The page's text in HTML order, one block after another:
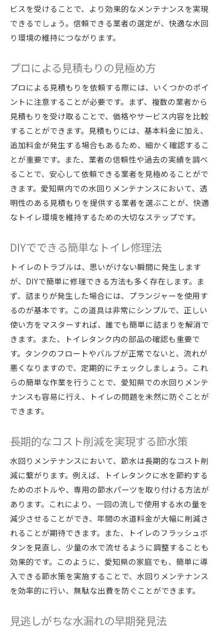
ビスを受けることで、より効果的なメンテナンスを実現
できるでしょう。信頼できる業者の選定が、快適な水回
り環境の維持につながります。
プロによる見積もりの見極め方
プロによる見積もりを依頼する際には、いくつかのポイ
ントに注意することが必要です。まず、複数の業者から
見積もりを受け取ることで、価格やサービス内容を比較
することができます。見積もりには、基本料金に加え、
追加料金が発生する場合もあるため、細かく確認するこ
とが重要です。また、業者の信頼性や過去の実績を調べ
ることで、安心して依頼できる業者を見極めることがで
きます。愛知県内での水回りメンテナンスにおいて、透
明性のある見積もりを提供する業者を選ぶことが、快適
なトイレ環境を維持するための大切なステップです。
DIYでできる簡単なトイレ修理法
トイレのトラブルは、思いがけない瞬間に発生します
が、DIYで簡単に修理できる方法も多く存在します。ま
ず、詰まりが発生した場合には、プランジャーを使用す
るのが基本です。この道具は非常にシンプルで、正しい
使い方をマスターすれば、誰でも簡単に詰まりを解消で
きます。また、トイレタンク内の部品の確認も重要で
す。タンクのフロートやバルブが正常でないと、流れが
悪くなりますので、定期的にチェックしましょう。これ
らの簡単な作業を行うことで、愛知県での水回りメンテ
ナンスも容易に行え、トイレの問題を未然に防ぐことが
できます。
長期的なコスト削減を実現する節水策
水回りメンテナンスにおいて、節水は長期的なコスト削
減に繋がります。例えば、トイレタンクに水を節約する
ためのボトルや、専用の節水パーツを取り付ける方法が
あります。これにより、一回の流しで使用する水の量を
減少させることができ、年間の水道料金が大幅に削減さ
れることが期待できます。また、トイレのフラッシュボ
タンを見直し、少量の水で流せるように調整することも
効果的です。このように、愛知県の家庭でも、簡単に導
入できる節水策を実施することで、水回りメンテナンス
を効率的に行い、無駄な出費を防ぐことができます。
見逃しがちな水漏れの早期発見法